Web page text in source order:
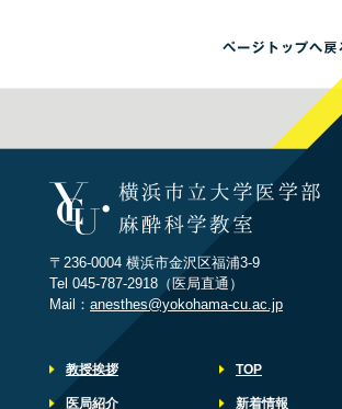
〒236-0004 横浜市金沢区福浦3-9
Tel 045-787-2918（医局直通）
Mail： anesthes@yokohama-cu.ac.jp
教授挨拶
医局紹介
TOP
新着情報